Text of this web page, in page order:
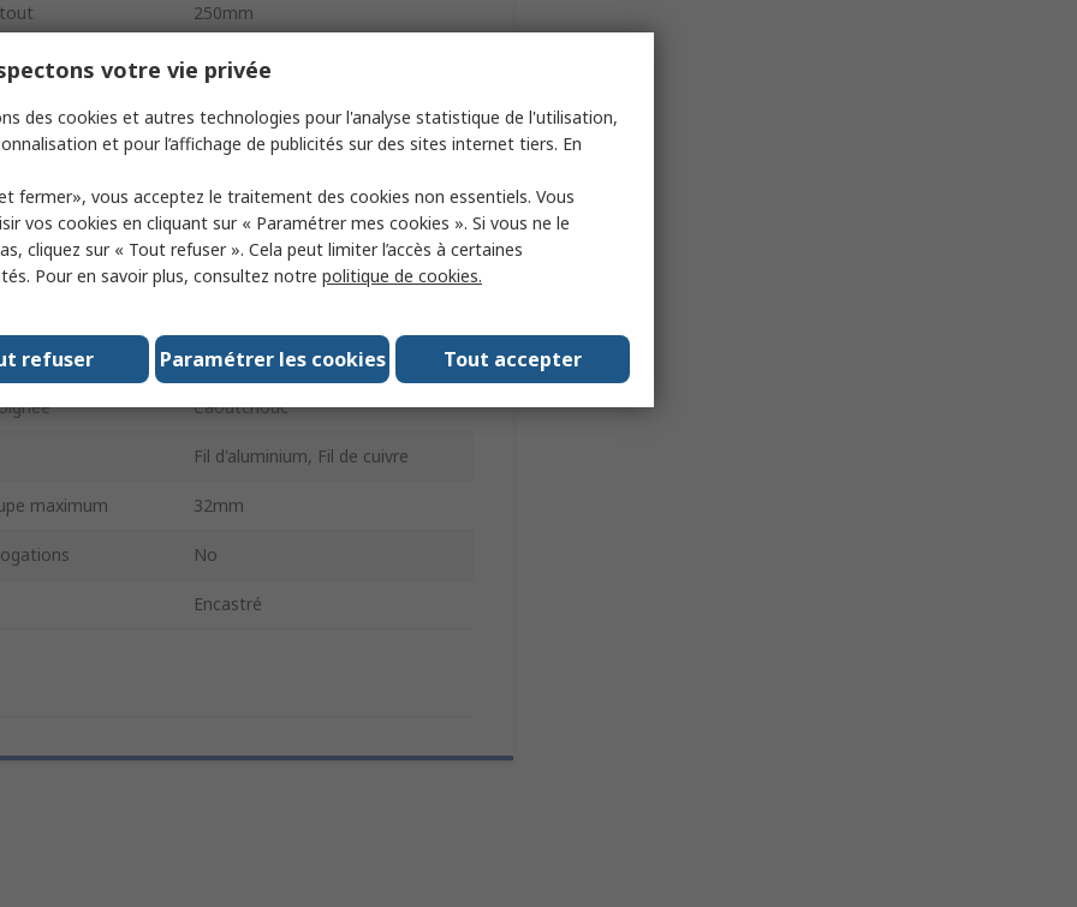
250mm
22mm
Non
Electrique, Electronique
Non
Acier
ESD
Plastique
Caoutchouc
Fil d'aluminium, Fil de cuivre
maximum 32mm
No
Encastré
votre vie privée
des cookies et autres technologies pour l'analyse statistique de l'utilisation,
et pour l’affichage de publicités sur des sites internet tiers. En
fermer», vous acceptez le traitement des cookies non essentiels. Vous
vos cookies en cliquant sur « Paramétrer mes cookies ». Si vous ne le
cliquez sur « Tout refuser ». Cela peut limiter l’accès à certaines
Pour en savoir plus, consultez notre politique de cookies.
Tout accepter
Paramétrer les cookies
refuser